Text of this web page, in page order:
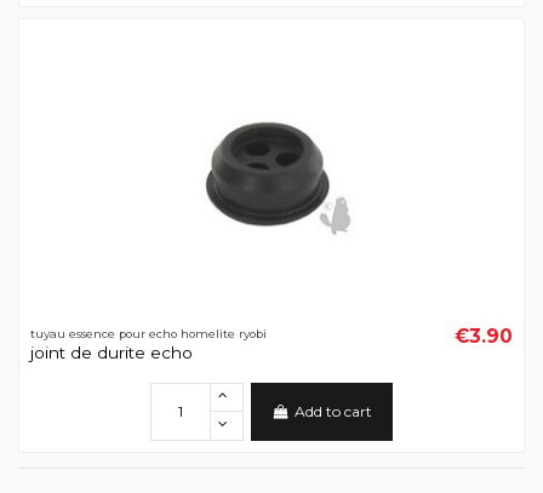
tuyau essence pour echo homelite ryobi
joint de durite echo
€3.90
Add to cart